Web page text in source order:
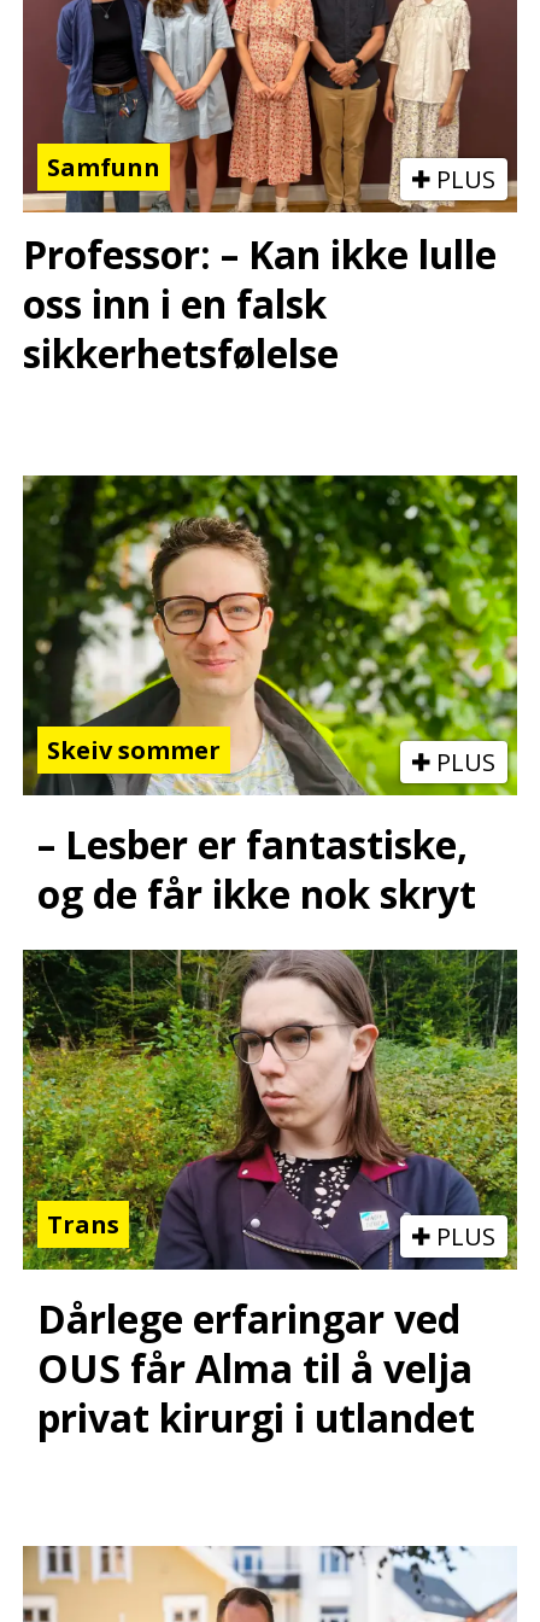
Samfunn PLUS
Professor: – Kan ikke lulle
oss inn i en falsk
sikkerhetsfølelse
Skeiv sommer PLUS
– Lesber er fantastiske,
og de får ikke nok skryt
Trans PLUS
Dårlege erfaringar ved
OUS får Alma til å velja
privat kirurgi i utlandet